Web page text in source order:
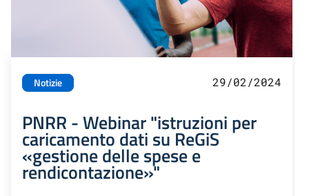
Notizie 29/02/2024
PNRR - Webinar "istruzioni per
caricamento dati su ReGiS
«gestione delle spese e
rendicontazione»"